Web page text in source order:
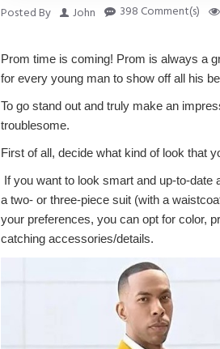
Posted By John 398 Comment(s)
Prom time is coming! Prom is always a
for every young man to show off all his
To go stand out and truly make an
troublesome.
First of all, decide what kind of look that
If you want to look smart and up-to-date
a two- or three-piece suit (with a
your preferences, you can opt for color,
catching accessories/details.